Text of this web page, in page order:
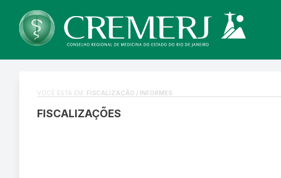
VOCÊ ESTÁ EM: FISCALIZAÇÃO / INFORMES
FISCALIZAÇÕES